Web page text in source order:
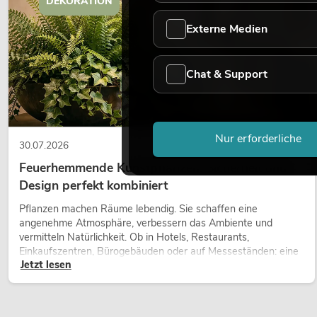
30.07.2026
Feuerhemmende Kunstpflanzen: Sicherheit und
Design perfekt kombiniert
Pflanzen machen Räume lebendig. Sie schaffen eine
angenehme Atmosphäre, verbessern das Ambiente und
vermitteln Natürlichkeit. Ob in Hotels, Restaurants,
Einkaufszentren, Bürogebäuden oder auf Messeständen: eine
hochwertige Begrünung gehört heute längst zum modernen
Raumkonzept.
Jetzt lesen
Externe Medien
Chat & Support
Nur erforderliche